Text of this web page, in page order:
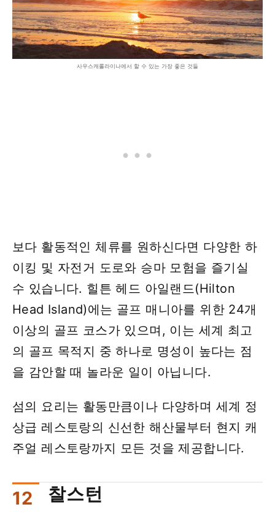
사우스캐롤라이나에서 할 수 있는 가장 좋은 것들
보다 활동적인 체류를 원하신다면 다양한 하
이킹 및 자전거 도로와 승마 모험을 즐기실
수 있습니다. 힐튼 헤드 아일랜드(Hilton
Head Island)에는 골프 매니아를 위한 24개
이상의 골프 코스가 있으며, 이는 세계 최고
의 골프 ​​목적지 중 하나로 명성이 높다는 점
을 감안할 때 놀라운 일이 아닙니다.
섬의 요리는 활동만큼이나 다양하며 세계 정
상급 레스토랑의 신선한 해산물부터 현지 캐
주얼 레스토랑까지 모든 것을 제공합니다.
찰스턴